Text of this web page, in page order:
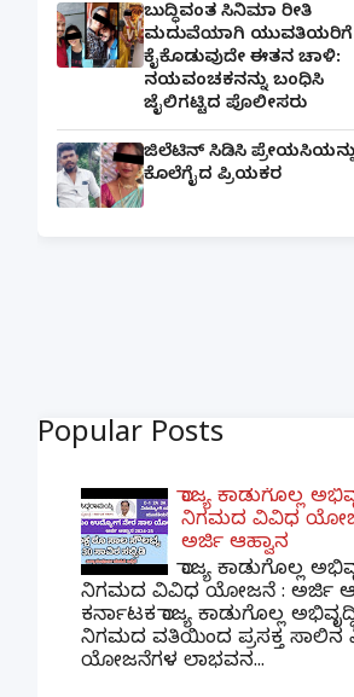
ಬುದ್ಧಿವಂತ ಸಿನಿಮಾ ರೀತಿ
ಮದುವೆಯಾಗಿ ಯುವತಿಯರಿಗೆ
ಕೈಕೊಡುವುದೇ ಈತನ ಚಾಳಿ:
ನಯವಂಚಕನನ್ನು ಬಂಧಿಸಿ
ಜೈಲಿಗಟ್ಟಿದ ಪೊಲೀಸರು
ಜಿಲೆಟಿನ್ ಸಿಡಿಸಿ
ಕೊಲೆಗೈದ ಪ್ರಿಯಕರ
Popular Posts
ರಾಜ್ಯ ಕಾಡುಗೊಲ್ಲ
ನಿಗಮದ ವಿವಿಧ
ಅರ್ಜಿ ಆಹ್ವಾನ
ರಾಜ್ಯ ಕಾಡುಗೊಲ್ಲ
ನಿಗಮದ ವಿವಿಧ ಯೋಜನೆ : ಅರ್ಜಿ
ಕರ್ನಾಟಕ ರಾಜ್ಯ ಕಾಡುಗೊಲ್ಲ
ನಿಗಮದ ವತಿಯಿಂದ ಪ್ರಸಕ್ತ ಸಾಲಿನ
ಯೋಜನೆಗಳ ಲಾಭವನ...